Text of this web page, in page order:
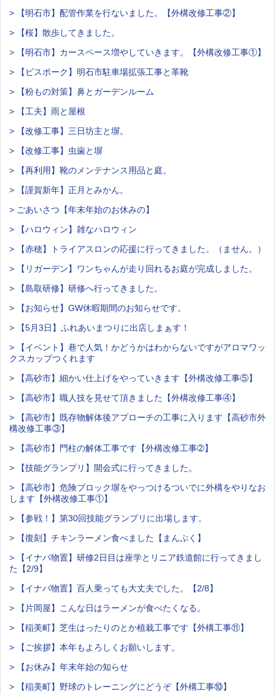
> 【明石市】配管作業を行ないました。【外構改修工事②】
> 【桜】散歩してきました。
> 【明石市】カースペース増やしていきます。【外構改修工事①】
> 【ビスポーク】明石市駐車場拡張工事と革靴
> 【粉もの対策】鼻とガーデンルーム
> 【工夫】雨と屋根
> 【改修工事】三日坊主と塀。
> 【改修工事】虫歯と塀
> 【再利用】靴のメンテナンス用品と庭。
> 【謹賀新年】正月とみかん。
> ごあいさつ【年末年始のお休みの】
> 【ハロウィン】雑なハロウィン
> 【赤穂】トライアスロンの応援に行ってきました。（ません。）
> 【リガーデン】ワンちゃんが走り回れるお庭が完成しました。
> 【島取研修】研修へ行ってきました。
> 【お知らせ】GW休暇期間のお知らせです。
> 【5月3日】ふれあいまつりに出店しまぁす！
> 【イベント】巷で人気！かどうかはわからないですがアロマワッ
クスカップつくれます
> 【高砂市】細かい仕上げをやっていきます【外構改修工事⑤】
> 【高砂市】職人技を見せて頂きました【外構改修工事④】
> 【高砂市】既存物解体後アプローチの工事に入ります【高砂市外
構改修工事③】
> 【高砂市】門柱の解体工事です【外構改修工事➁】
> 【技能グランプリ】開会式に行ってきました。
> 【高砂市】危険ブロック塀をやっつけるついでに外構をやりなお
します【外構改修工事①】
> 【参戦！】第30回技能グランプリに出場します。
> 【復刻】チキンラーメン食べました【まんぷく】
> 【イナバ物置】研修2日目は座学とリニア鉄道館に行ってきまし
た【2/9】
> 【イナバ物置】百人乗っても大丈夫でした。【2/8】
> 【片岡屋】こんな日はラーメンが食べたくなる。
> 【稲美町】芝生はったりのとか植栽工事です【外構工事⑪】
> 【ご挨拶】本年もよろしくお願いします。
> 【お休み】年末年始の知らせ
> 【稲美町】野球のトレーニングにどうぞ【外構工事⑩】